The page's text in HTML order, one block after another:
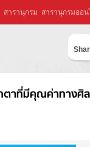
สารานุกรม สารานุกรมออ
าที่มีคุณค่าทางศิ